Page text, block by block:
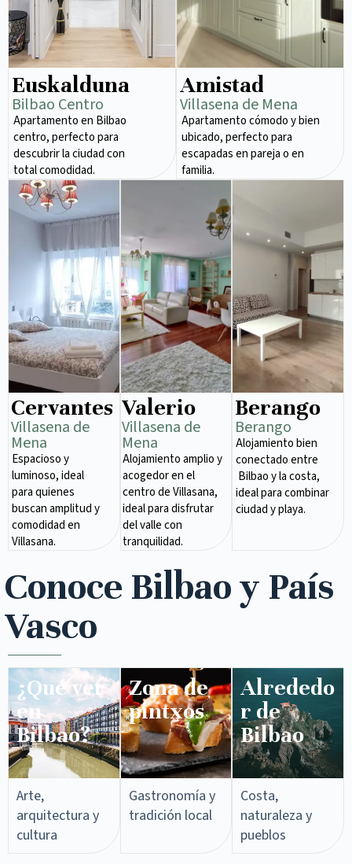
Euskalduna
Bilbao Centro
Apartamento en Bilbao
centro, perfecto para
descubrir la ciudad con
total comodidad.
Amistad
Villasena de Mena
Apartamento cómodo y bien
ubicado, perfecto para
escapadas en pareja o en
familia.
Cervantes
Villasena de
Mena​
Espacioso y
luminoso, ideal
para quienes
buscan amplitud y
comodidad en
Villasana.
Valerio
Villasena de
Mena​
Alojamiento amplio y
acogedor en el
centro de Villasana,
ideal para disfrutar
del valle con
tranquilidad.
Berango
Berango
Alojamiento bien
conectado entre
Bilbao y la costa,
ideal para combinar
ciudad y playa.
Conoce Bilbao y País
Vasco
¿Qué ver
en
Bilbao?
Arte,
arquitectura y
cultura
Zona de
pintxos​
Gastronomía y
tradición local
Alrededo
r de
Bilbao
Costa,
naturaleza y
pueblos